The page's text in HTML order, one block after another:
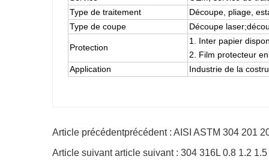
Type de traitement
Découpe, pliage,
Type de coupe
Découpe
Protection
1. Inter papier
2. Film protecteur
Application
Industrie de la
Article précédentprécédent : AISI ASTM 304 201
Article suivant article suivant : 304 316L 0.8 1.2